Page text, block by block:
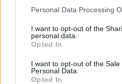
Please note that this website/
not limited to your visit or usage
grant or deny consent to
use your data for below
consent section.
Personal Data Processing
I want to opt-out of the
personal data.
Opted In
I want to opt-out of the Sale
Personal Data.
Opted In
Népszerű